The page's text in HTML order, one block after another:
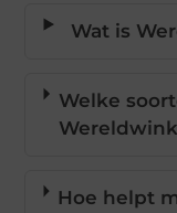
Wat is
Welke
Hoe helpt